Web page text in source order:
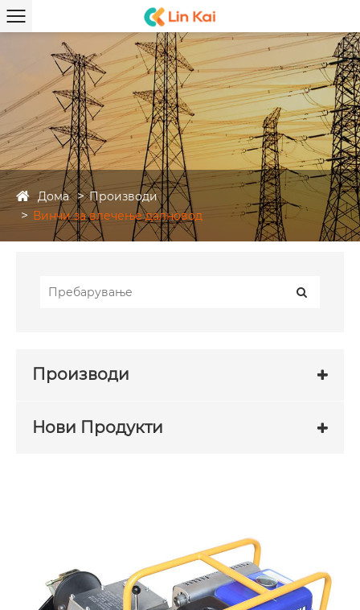
Дома
Производи
Винчи за влечење далновод
Производи
Нови Продукти